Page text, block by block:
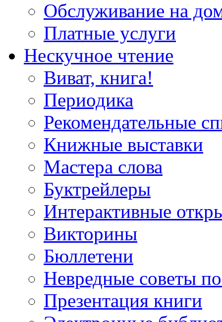
Обслуживание на
Платные услуги
Нескучное чтение
Виват, книга!
Периодика
Рекомендательные
Книжные выставки
Мастера слова
Буктрейлеры
Интерактивные
Викторины
Бюллетени
Невредные советы
Презентация книги